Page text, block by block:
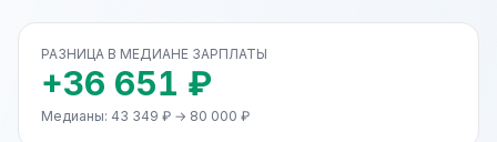
РАЗНИЦА В МЕДИАНЕ ЗАРПЛАТЫ
+36 651 ₽
Медианы: 43 349 ₽ → 80 000 ₽